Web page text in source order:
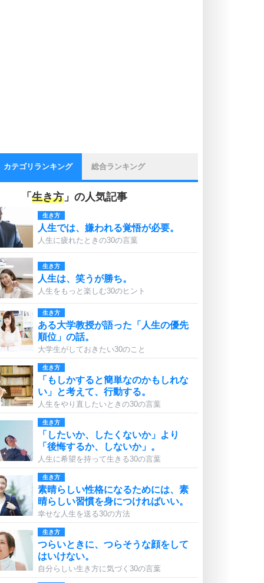
カテゴリランキング 総合ランキング
「 生き方 」の人気記事
生き方
人生では、嫌われる覚悟が必要。
人生に疲れたときの30の言葉
生き方
人生は、笑うが勝ち。
人生をもっと楽しむ30のヒント
生き方
ある大学教授が語った「人生の優先
順位」の話。
大学生がしておきたい30のこと
生き方
「もしかすると簡単なのかもしれな
い」と考えて、行動する。
人生をやり直したいときの30の言葉
生き方
「したいか、したくないか」より
「後悔するか、しないか」。
人生に希望を持って生きる30の言葉
生き方
素晴らしい性格になるためには、素
晴らしい習慣を身につければいい。
幸せな人生を送る30の方法
生き方
つらいときに、つらそうな顔をして
はいけない。
自分らしい生き方に気づく30の言葉